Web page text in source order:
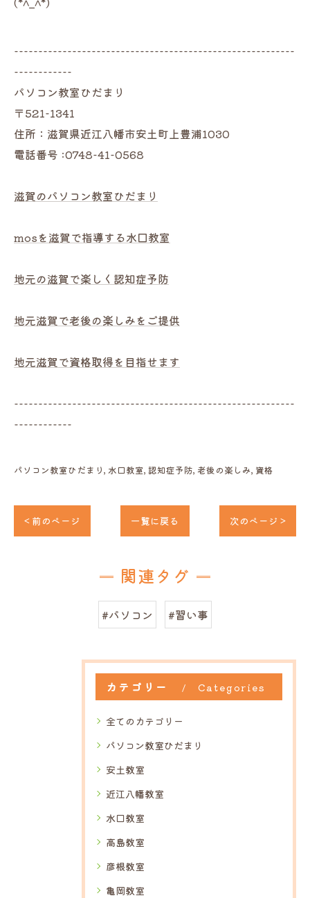
----------------------------------------------------------
------------
パソコン教室ひだまり
〒521-1341
住所：滋賀県近江八幡市安土町上豊浦1030
電話番号 :0748-41-0568
滋賀のパソコン教室ひだまり
mosを滋賀で指導する水口教室
地元の滋賀で楽しく認知症予防
地元滋賀で老後の楽しみをご提供
地元滋賀で資格取得を目指せます
----------------------------------------------------------
------------
パソコン教室ひだまり 水口教室 認知症予防 老後の楽しみ 資格
< 前のページ 一覧に戻る 次のページ >
関連タグ
#パソコン #習い事
カテゴリー Categories
全てのカテゴリー
パソコン教室ひだまり
安土教室
近江八幡教室
水口教室
高島教室
彦根教室
亀岡教室